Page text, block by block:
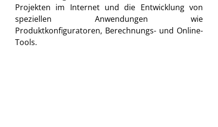
Projekten im Internet und die Entwicklung von
speziellen Anwendungen wie
Produktkonfiguratoren, Berechnungs- und Online-
Tools.